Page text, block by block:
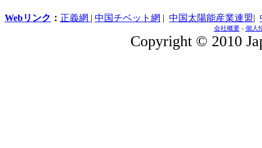
Webリンク ： 正義網 | 中国チベット網 | 中国太陽能産業連盟|
会社概要- 個人
Copyright © 2010